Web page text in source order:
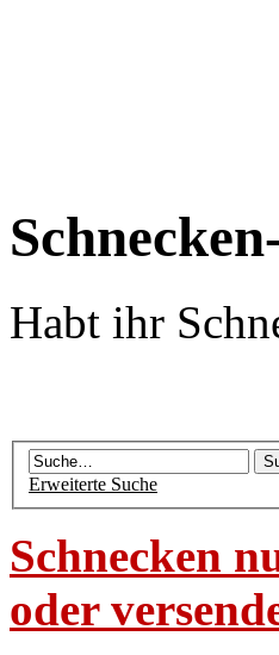
Habt ihr
Erweiterte Suche
Schnecken
oder